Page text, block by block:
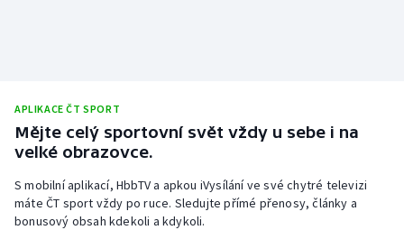
APLIKACE ČT SPORT
Mějte celý sportovní svět vždy u sebe i na
velké obrazovce.
S mobilní aplikací, HbbTV a apkou iVysílání ve své chytré televizi
máte ČT sport vždy po ruce. Sledujte přímé přenosy, články a
bonusový obsah kdekoli a kdykoli.